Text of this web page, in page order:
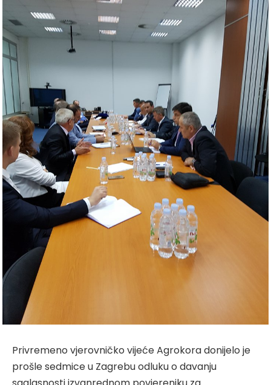
Privremeno vjerovničko vijeće Agrokora donijelo je
prošle sedmice u Zagrebu odluku o davanju